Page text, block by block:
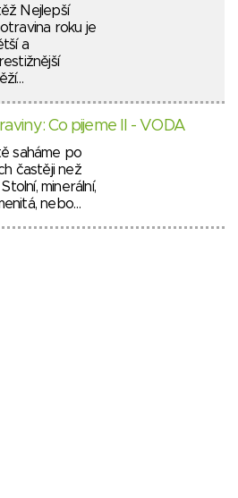
Nejlepší
roku je
a
Co pijeme II - VODA
saháme po
častěji než
Stolní, minerální,
nebo…